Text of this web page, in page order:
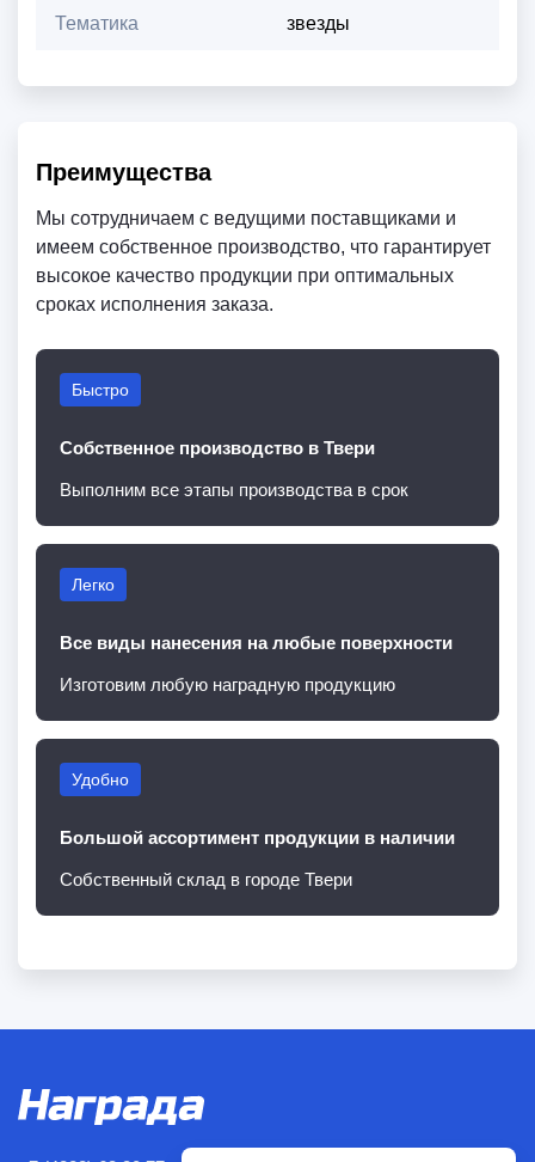
Тематика звезды
Преимущества
Мы сотрудничаем с ведущими поставщиками и
имеем собственное производство, что гарантирует
высокое качество продукции при оптимальных
сроках исполнения заказа.
Быстро
Собственное производство в Твери
Выполним все этапы производства в срок
Легко
Все виды нанесения на любые поверхности
Изготовим любую наградную продукцию
Удобно
Большой ассортимент продукции в наличии
Собственный склад в городе Твери